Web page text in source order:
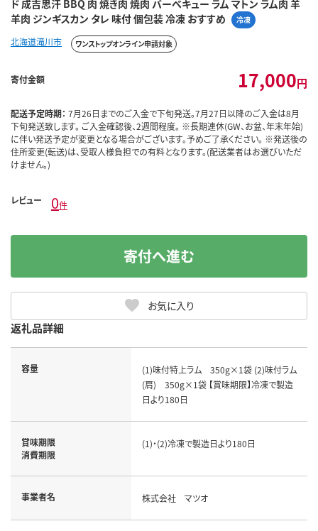
ド 成吉思汗 BBQ 肉 焼き肉 焼肉 バーべキュー ラム マトン ラム肉 羊
羊肉 ジンギスカン タレ 味付 個包装 冷凍 おすすめ
冷凍
北海道滝川市 ワンストップオンライン申請対象
寄付金額 17,000円
配送予定時期： 7月26日までのご入金で下旬発送。7月27日以降のご入金は8月
下旬発送致します。 ご入金確認後、2週間程度。 ※長期連休(GW、お盆、年末年始)
に伴い発送予定が変更となる場合がございます。予めご了承ください。 ※発送後の
住所変更(転送)は、受取人様負担での有料となります。(配送業者はお選びいただ
けません。)
レビュー 0件
お気に入り
寄付へ進む
返礼品詳細
容量
(1)味付特上ラム 350g×1袋 (2)味付ラム
(肩) 350g×1袋 【賞味期限】冷凍で製造
日より180日
賞味期限
消費期限
(1)・(2)冷凍で製造日より180日
事業者名 株式会社 マツオ